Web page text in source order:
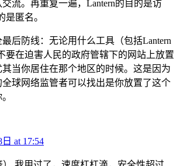
流。再重复一遍，Lantern的目的是访
是匿名。
后防线：无论用什么工具（包括Lantern
要在迫害人民的政府管辖下的网站上放置
当你居住在那个地区的时候。这是因为
球网络监管者可以找出是你放置了这个
at 17:54